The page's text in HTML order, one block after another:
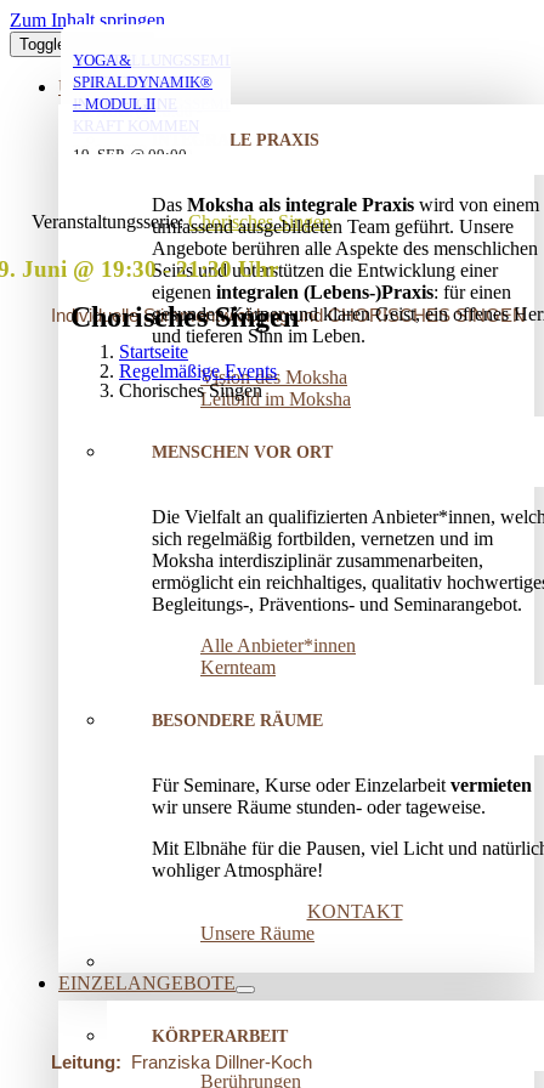
Zum Inhalt springen
Toggle Navigation
ÜBER UNS
INTEGRALE PRAXIS
Das Moksha als integrale Praxis wird von einem
umfassend ausgebildeten Team geführt. Unsere
Angebote berühren alle Aspekte des menschlichen
Seins und unterstützen die Entwicklung einer
eigenen integralen (Lebens-)Praxis: für einen
gesunden Körper und klaren Geist, ein offenes
und tieferen Sinn im Leben.
Vision des Moksha
Leitbild im Moksha
MENSCHEN VOR ORT
Die Vielfalt an qualifizierten Anbieter*innen,
sich regelmäßig fortbilden, vernetzen und im
Moksha interdisziplinär zusammenarbeiten,
ermöglicht ein reichhaltiges, qualitativ
Begleitungs-, Präventions­- und Seminarangebot.
Alle Anbieter*innen
Kernteam
BESONDERE RÄUME
Für Seminare, Kurse oder Einzelarbeit vermieten
wir unsere Räume stunden- oder tageweise.
Mit Elbnähe für die Pausen, viel Licht und
wohliger Atmosphäre!
KONTAKT
Unsere Räume
EINZELANGEBOTE
KÖRPERARBEIT
Berührungen
Chorisches Singen
Startseite
Regelmäßige Events
Chorisches Singen
Veranstaltungsserie:Chorisches Singen
Juni @ 19:30-21:30
Individuelle Stimmentwicklung und CHORISCHES SINGEN
Leitung: Franziska Dillner-Koch
YOGA MIT DANIEL
10. AUG. @ 18:00
19:30
YOGA MIT DANIEL
10. AUG. @ 20:00
21:30
YOGA MIT DANIEL
11. AUG. @ 18:00
19:30
VERSTRICKUNGEN
LÖSEN – OFFENES
AUFSTELLUNGSSEMINAR
25. AUG. @ 17:00
AUFSTELLUNGSSEMINAR
– MIT DEM VATER
IN DIE EIGENE
KRAFT KOMMEN
17:30
YOGA &
SPIRALDYNAMIK®
– MODUL II
19. SEP. @ 09:00
20. SEP. @ 16:00